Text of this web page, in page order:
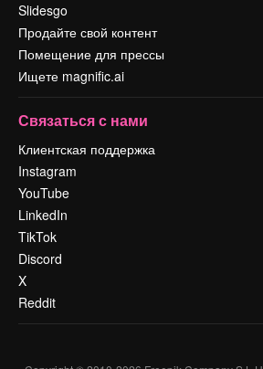
Slidesgo
Продайте свой контент
Помещение для прессы
Ищете magnific.ai
Связаться с нами
Клиентская поддержка
Instagram
YouTube
LinkedIn
TikTok
Discord
X
Reddit